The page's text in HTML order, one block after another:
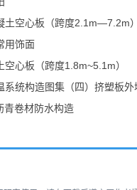
土空心板（跨度2.1m—7.2m）
用饰面
空心板（跨度1.8m~5.1m）
青卷材防水构造